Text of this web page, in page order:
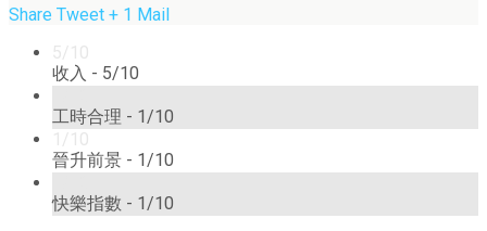
Share Tweet + 1 Mail
5/10
收入 - 5/10
工時合理 - 1/10
1/10
晉升前景 - 1/10
快樂指數 - 1/10